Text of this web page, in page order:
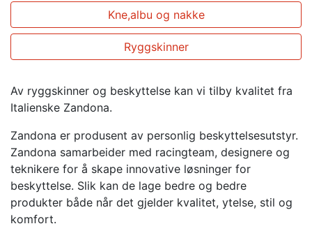
Kne,albu og nakke
Ryggskinner
Av ryggskinner og beskyttelse kan vi tilby kvalitet fra
Italienske Zandona.
Zandona er produsent av personlig beskyttelsesutstyr.
Zandona samarbeider med racingteam, designere og
teknikere for å skape innovative løsninger for
beskyttelse. Slik kan de lage bedre og bedre
produkter både når det gjelder kvalitet, ytelse, stil og
komfort.